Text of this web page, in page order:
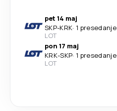
pet 14 maj
SKP-KRK· 1 presedanje
LOT
pon 17 maj
KRK-SKP· 1 presedanje
LOT